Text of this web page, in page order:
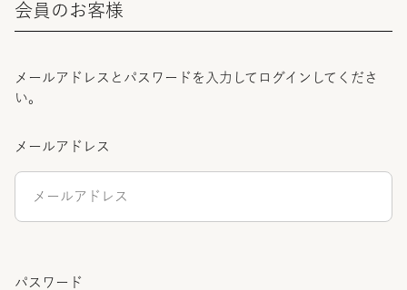
コレクション
会員のお客様
メールアドレスとパスワードを入力してログインしてくださ
い。
メールアドレス
パスワード